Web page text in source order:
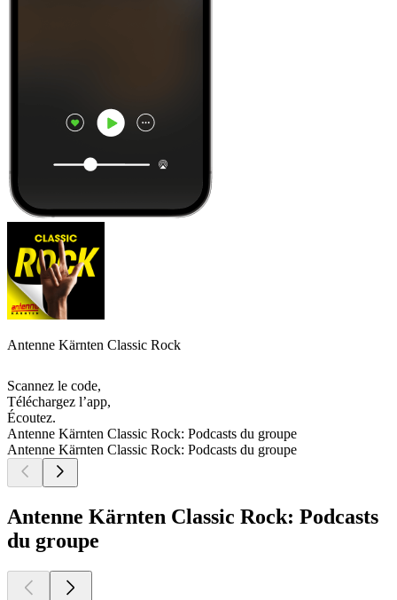
Antenne Kärnten Classic Rock
Scannez le code,
Téléchargez l’app,
Écoutez.
Antenne Kärnten Classic Rock: Podcasts du groupe
Antenne Kärnten Classic Rock: Podcasts du groupe
Antenne Kärnten Classic Rock: Podcasts
du groupe